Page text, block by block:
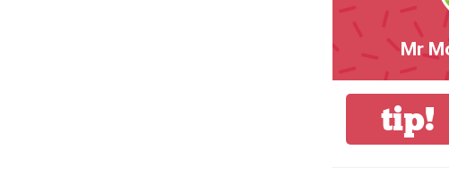
Mr
tip!